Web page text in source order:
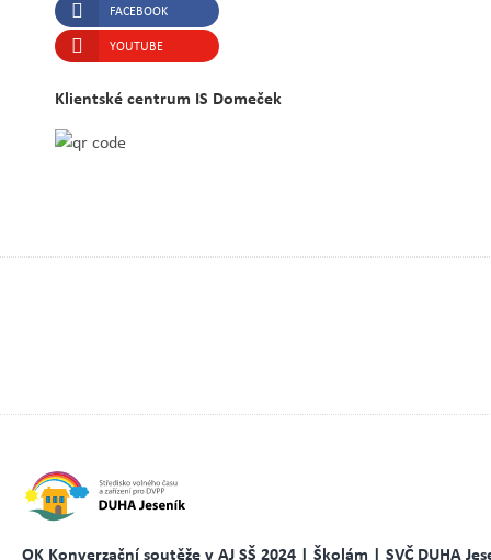
FACEBOOK
YOUTUBE
Klientské centrum IS Domeček
OK Konverzační soutěže v AJ SŠ 2024 | Školám | SVČ DUHA